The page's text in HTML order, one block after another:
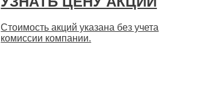
Стоимость акций указана без учета
комиссии компании.